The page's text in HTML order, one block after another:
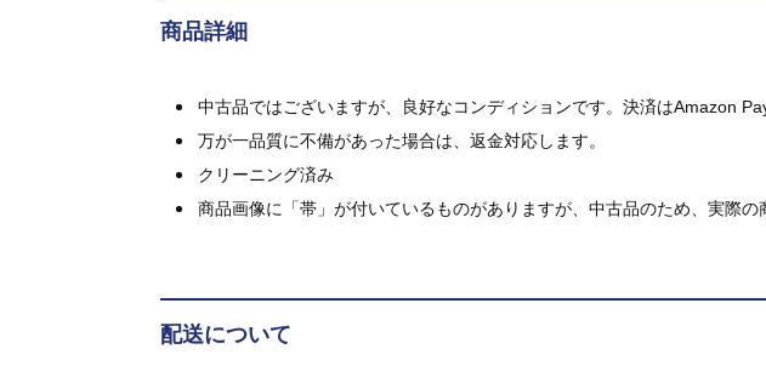
商品詳細
中古品ではございますが、良好なコンディションです。決済はAmazon
万が一品質に不備があった場合は、返金対応します。
クリーニング済み
商品画像に「帯」が付いているものがありますが、中古品のため、実際の
配送について